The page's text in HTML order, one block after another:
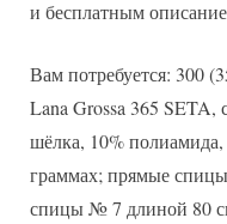
и бесплатным
Вам потребуется: 300
Lana Grossa 365 SETA,
шёлка, 10%
граммах; прямые
спицы № 7 длиной 80